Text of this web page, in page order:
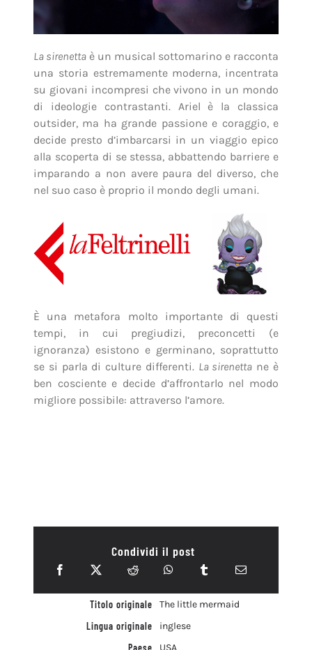
La sirenetta è un musical sottomarino e racconta
una storia estremamente moderna, incentrata
su giovani incompresi che vivono in un mondo
di ideologie contrastanti. Ariel è la classica
outsider, ma ha grande passione e coraggio, e
decide presto d’imbarcarsi in un viaggio epico
alla scoperta di se stessa, abbattendo barriere e
imparando a non avere paura del diverso, che
nel suo caso è proprio il mondo degli umani.
È una metafora molto importante di questi
tempi, in cui pregiudizi, preconcetti (e
ignoranza) esistono e germinano, soprattutto
se si parla di culture differenti. La sirenetta ne è
ben cosciente e decide d’affrontarlo nel modo
migliore possibile: attraverso l’amore.
Condividi il post
Titolo originale
The little mermaid
Lingua originale
inglese
Paese
USA